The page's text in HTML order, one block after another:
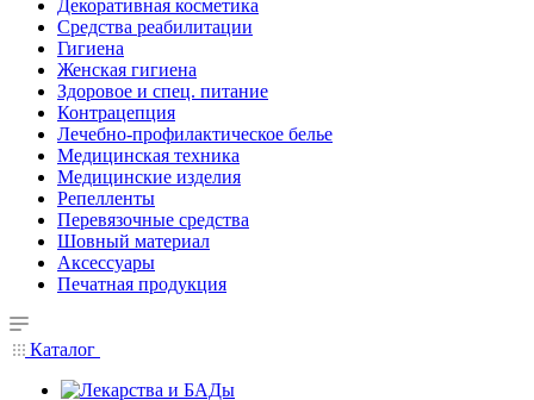
Декоративная косметика
Средства реабилитации
Гигиена
Женская гигиена
Здоровое и спец. питание
Контрацепция
Лечебно-профилактическое белье
Медицинская техника
Медицинские изделия
Репелленты
Перевязочные средства
Шовный материал
Аксессуары
Печатная продукция
Каталог